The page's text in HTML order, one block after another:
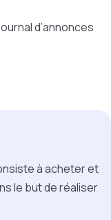
d’annonces
à acheter et
le but de réaliser